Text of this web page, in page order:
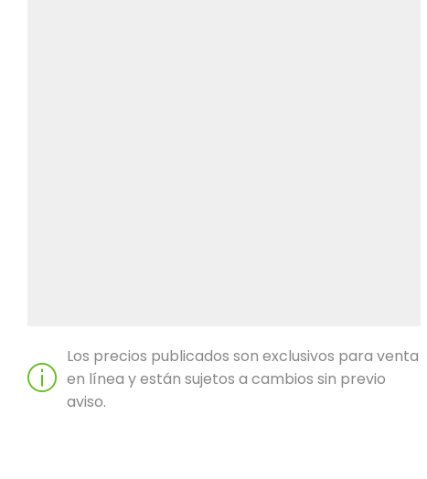
Los precios publicados son exclusivos para venta
en línea y están sujetos a cambios sin previo
aviso.